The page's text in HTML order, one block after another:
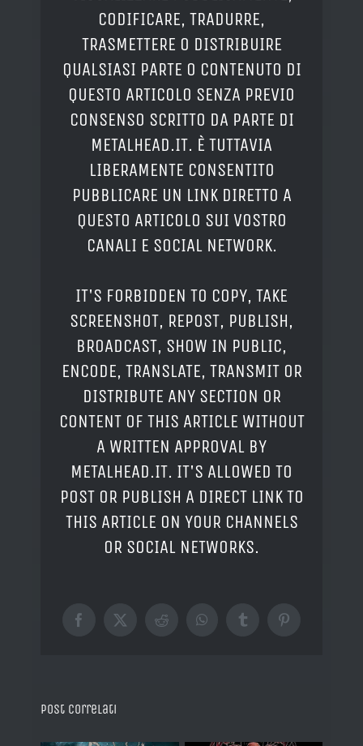
CODIFICARE, TRADURRE,
TRASMETTERE O DISTRIBUIRE
QUALSIASI PARTE O CONTENUTO DI
QUESTO ARTICOLO SENZA PREVIO
CONSENSO SCRITTO DA PARTE DI
METALHEAD.IT. È TUTTAVIA
LIBERAMENTE CONSENTITO
PUBBLICARE UN LINK DIRETTO A
QUESTO ARTICOLO SUI VOSTRO
CANALI E SOCIAL NETWORK.
IT'S FORBIDDEN TO COPY, TAKE
SCREENSHOT, REPOST, PUBLISH,
BROADCAST, SHOW IN PUBLIC,
ENCODE, TRANSLATE, TRANSMIT OR
DISTRIBUTE ANY SECTION OR
CONTENT OF THIS ARTICLE WITHOUT
A WRITTEN APPROVAL BY
METALHEAD.IT. IT'S ALLOWED TO
POST OR PUBLISH A DIRECT LINK TO
THIS ARTICLE ON YOUR CHANNELS
OR SOCIAL NETWORKS.
Facebook
X RedditWhatsAppTumblrPinterest
Post correlati